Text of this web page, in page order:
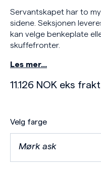
Servantskapet har to
sidene. Seksjonen
kan velge benkeplate
skuffefronter.
Les mer…
11.126 NOK eks frakt
Velg farge
Mørk ask